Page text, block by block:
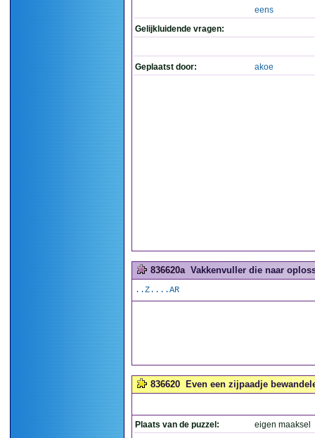
eens
Gelijkluidende vragen:
Geplaatst door: akoe
836620a Vakkenvuller die naar
..Z....AR
836620 Even een zijpaadje
Plaats van de puzzel:
eigen maaksel